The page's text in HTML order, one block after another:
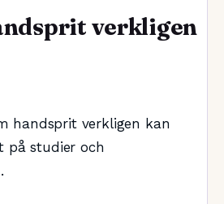
verkligen
handsprit verkligen kan
på studier och